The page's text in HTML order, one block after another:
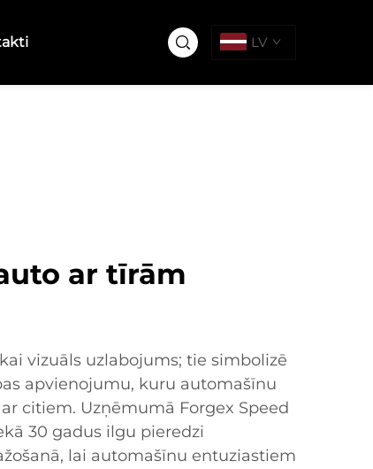
LV
ar tīrām
vizuāls uzlabojums; tie simbolizē
apvienojumu, kuru automašīnu
citiem. Uzņēmumā Forgex Speed
30 gadus ilgu pieredzi
lai automašīnu entuziastiem